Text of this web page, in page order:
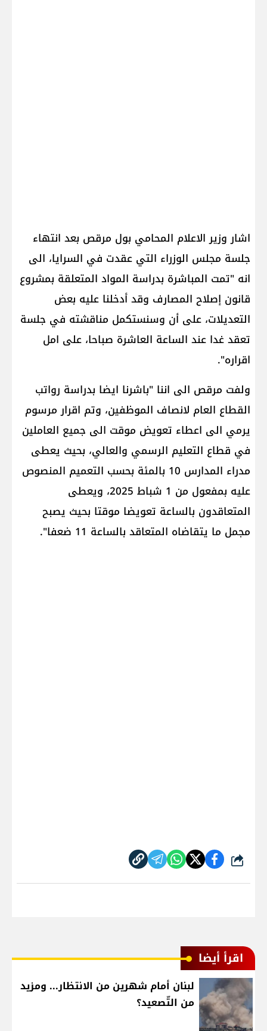
اشار وزير الاعلام المحامي بول مرقص بعد انتهاء
جلسة مجلس الوزراء التي عقدت في السرايا، الى
انه "تمت المباشرة بدراسة المواد المتعلقة بمشروع
قانون إصلاح المصارف وقد أدخلنا عليه بعض
التعديلات، على أن وسنستكمل مناقشته في جلسة
تعقد غدا عند الساعة العاشرة صباحا، على امل
اقراره".
ولفت مرقص الى اننا "باشرنا ايضا بدراسة رواتب
القطاع العام لانصاف الموظفين، وتم اقرار مرسوم
يرمي الى اعطاء تعويض موقت الى جميع العاملين
في قطاع التعليم الرسمي والعالي، بحيث يعطى
مدراء المدارس 10 بالمئة بحسب التعميم المنصوص
عليه بمفعول من 1 شباط 2025، ويعطى
المتعاقدون بالساعة تعويضا موقتا بحيث يصبح
مجمل ما يتقاضاه المتعاقد بالساعة 11 ضعفا".
شارك
اقرأ أيضا
لبنان أمام شهرين من الانتظار... ومزيد
من التّصعيد؟